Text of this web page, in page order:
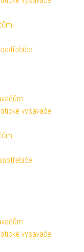
vysavače
vysavače